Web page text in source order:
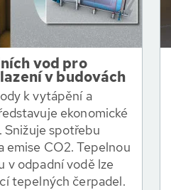
vod pro
v budovách
k vytápění a
ekonomické
Snižuje spotřebu
emise CO2. Tepelnou
v odpadní vodě lze
tepelných čerpadel.